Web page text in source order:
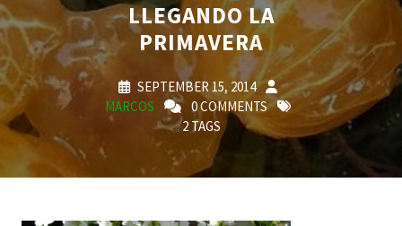
LLEGANDO LA
PRIMAVERA
SEPTEMBER 15, 2014
MARCOS
0 COMMENTS
2 TAGS